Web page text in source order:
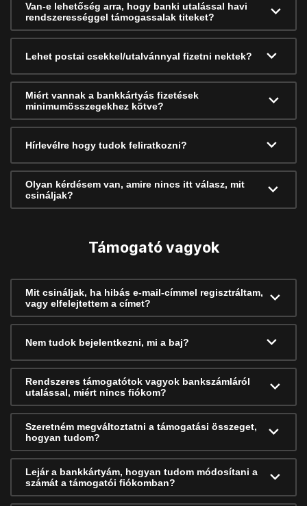
Van-e lehetőség arra, hogy banki utalással havi
rendszerességgel támogassalak titeket?
Lehet postai csekkel/utalvánnyal fizetni nektek?
Miért vannak a bankkártyás fizetések
minimumösszegekhez kötve?
Hírlevélre hogy tudok feliratkozni?
Olyan kérdésem van, amire nincs itt válasz, mit
csináljak?
Támogató vagyok
Mit csináljak, ha hibás e-mail-címmel regisztráltam,
vagy elfelejtettem a címet?
Nem tudok bejelentkezni, mi a baj?
Rendszeres támogatótok vagyok bankszámláról
utalással, miért nincs fiókom?
Szeretném megváltoztatni a támogatási összeget,
hogyan tudom?
Lejár a bankkártyám, hogyan tudom módosítani a
számát a támogatói fiókomban?